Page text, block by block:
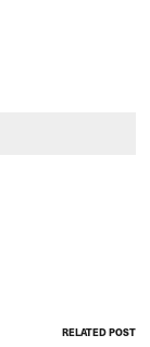
RELATED POST